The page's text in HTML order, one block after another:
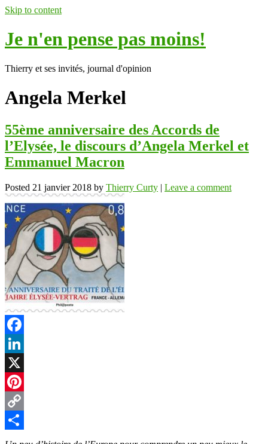
Skip to content
Je n'en pense pas moins!
Thierry et ses invités, journal d'opinion
Angela Merkel
55ème anniversaire des Accords de
l’Elysée, le discours d’Angela Merkel et
Emmanuel Macron
Posted 21 janvier 2018 by Thierry Curty | Leave a comment
Facebook
LinkedIn
X
Pinterest
Copy
Link
Partager